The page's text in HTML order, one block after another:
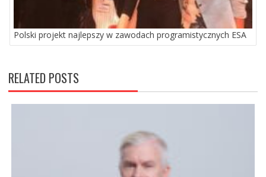
Polski projekt najlepszy w zawodach programistycznych ESA
RELATED POSTS